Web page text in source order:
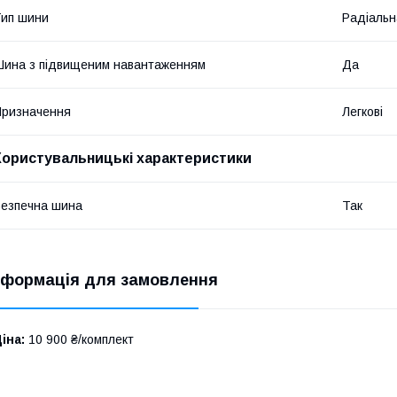
шини
з підвищеним навантаженням Да
Легкові
характеристики
шина Так
для замовлення
10 900 ₴/комплект